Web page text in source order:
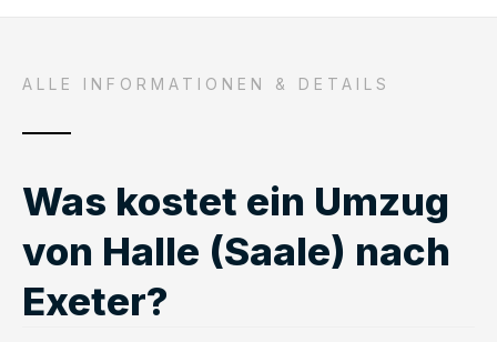
ALLE INFORMATIONEN & DETAILS
Was kostet ein Umzug
von Halle (Saale) nach
Exeter?